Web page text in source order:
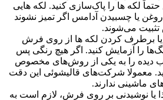
لکه ها را پاک‌سازی کنید. لکه هایی
یا چسبیدن آدامس اگر تمیز نشوند
می‌شوند.
برطرف کردن لکه ‌ها از روی فرش
را آزمایش کنید. اگر هیچ رنگی پس
دیده را به یکی از روش‌های مخصوص
معمولا شرکت‌های قالیشوئی این دقت
ماشینی ندارند.
یا نوشیدنی بر روی فرش، لازم است به